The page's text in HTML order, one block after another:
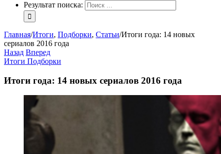
Результат поиска:
Главная/Итоги, Подборки, Статьи/Итоги года: 14 новых
сериалов 2016 года
Назад Вперед
Итоги Подборки
Итоги года: 14 новых сериалов 2016 года